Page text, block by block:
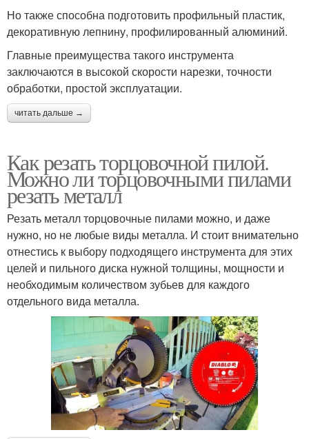
Но также способна подготовить профильный пластик,
декоративную лепнину, профилированный алюминий.
Главные преимущества такого инструмента
заключаются в высокой скорости нарезки, точности
обработки, простой эксплуатации.
читать дальше →
Как резать торцовочной пилой.
Можно ли торцовочными пилами
резать металл
Резать металл торцовочные пилами можно, и даже
нужно, но не любые виды металла. И стоит внимательно
отнестись к выбору подходящего инструмента для этих
целей и пильного диска нужной толщины, мощности и
необходимым количеством зубьев для каждого
отдельного вида металла.